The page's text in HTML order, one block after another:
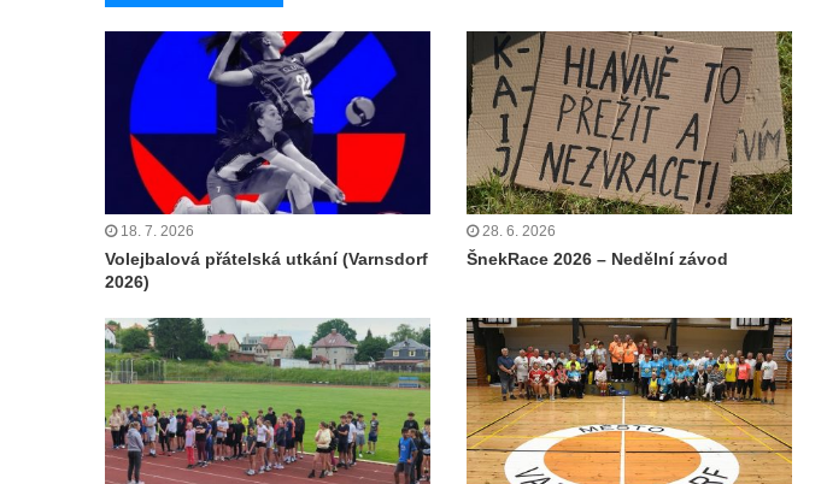
18. 7. 2026
Volejbalová přátelská utkání (Varnsdorf
2026)
28. 6. 2026
ŠnekRace 2026 – Nedělní závod